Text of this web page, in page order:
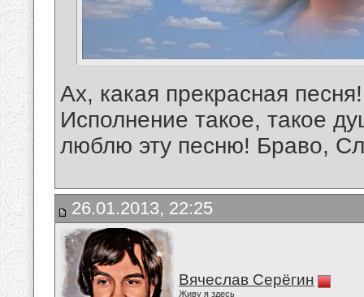
Ах, какая прекрасная
Исполнение такое, такое
люблю эту песню! Браво,
26.01.2013, 22:25
Вячеслав Серёгин
Живу я здесь